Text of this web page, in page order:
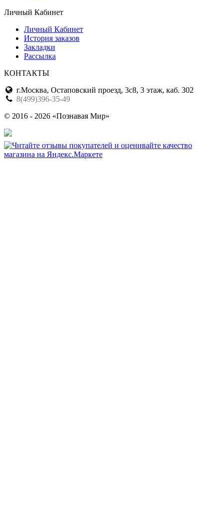
Личный Кабинет
Личный Кабинет
История заказов
Закладки
Рассылка
КОНТАКТЫ
г.Москва, Остаповский проезд, 3с8, 3 этаж, каб. 302
8(499)396-35-49
© 2016 - 2026 «Познавая Мир»